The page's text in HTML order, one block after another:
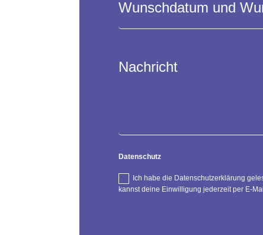
Datenschutz
Ich habe die Datenschutzerklärung
kannst deine Einwilligung jederzeit per E-